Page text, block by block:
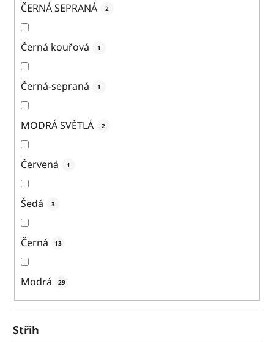
ČERNÁ SEPRANÁ 2
Černá kouřová 1
Černá-sepraná 1
MODRÁ SVĚTLÁ 2
Červená 1
Šedá 3
Černá 13
Modrá 29
Střih